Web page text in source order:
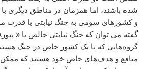
شده باشند، اما همزمان در مناطق دیگری
و کشورهای سومی به جنگ نیابتی با قدرت
گفته می توان که جنگ نیابتی خالص یا «
گروه‌هایی که با یک کشور خاص در جنگ
منافع و هدف‌های خاص خود هستند که ممکن